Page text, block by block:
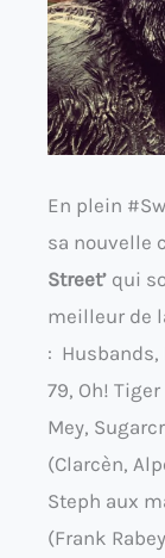
En plein
sa nouvelle
Street’ qui
meilleur de
: Husbands,
79, Oh!
Mey,
(Clarcèn,
Steph aux
(Frank